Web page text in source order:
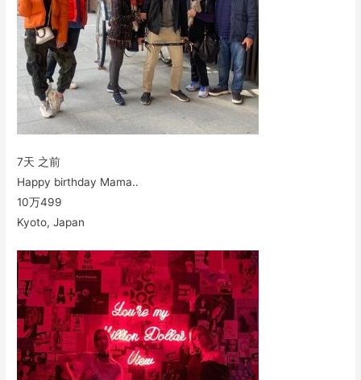
7天 之前
Happy birthday Mama..
10万499
Kyoto, Japan